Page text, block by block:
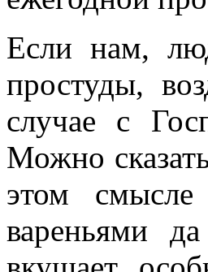
Если нам,
простуды,
случае с
Можно
этом
вареньями